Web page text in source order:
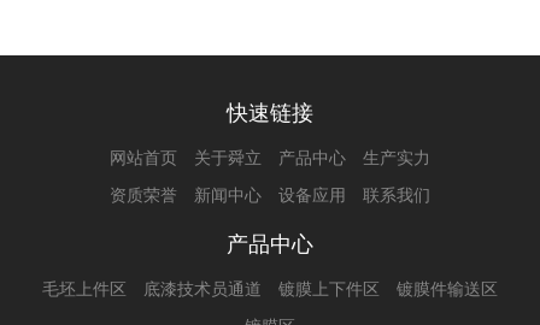
快速链接
网站首页 关于舜立 产品中心
生产实力
资质荣誉
新闻中心 设备应用 联系我们
产品中心
毛坯上件区 底漆技术员通道 镀膜上下件区
镀膜件输送区